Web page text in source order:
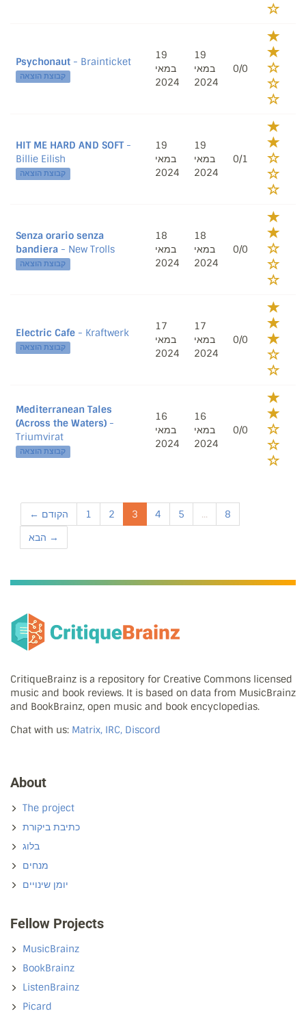
Psychonaut - Brainticket
קבוצת הוצאה
19
במאי
2024
19
במאי
2024
0/0
HIT ME HARD AND SOFT-
Billie Eilish
קבוצת הוצאה
19
במאי
2024
19
במאי
2024
0/1
Senza orario senza
bandiera - New Trolls
קבוצת הוצאה
18
במאי
2024
18
במאי
2024
0/0
Electric Cafe - Kraftwerk
קבוצת הוצאה
17
במאי
2024
17
במאי
2024
0/0
Mediterranean Tales
(Across the Waters) -
Triumvirat
קבוצת הוצאה
16
במאי
2024
16
במאי
2024
0/0
← הקודם 1 2 3 4 5 ...
8
הבא →
CritiqueBrainz is a repository for Creative Commons licensed
music and book reviews. It is based on data from MusicBrainz
and BookBrainz, open music and book encyclopedias.
Chat with us: Matrix, IRC, Discord
About
The project
כתיבת ביקורת
בלוג
מנחים
יומן שינויים
Fellow Projects
MusicBrainz
BookBrainz
ListenBrainz
Picard